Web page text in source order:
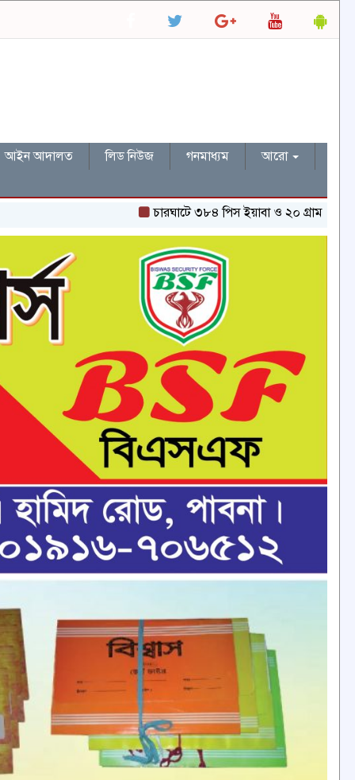
আইন আদালত লিড নিউজ গনমাধ্যম
আরো
চারঘাটে ৩৮৪ পিস ইয়াবা ও ২০ গ্রাম হেরোইনসহ একজন